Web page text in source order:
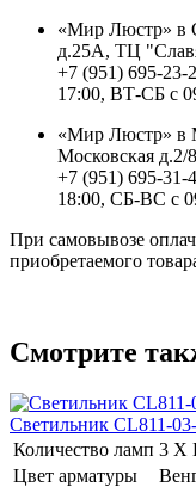
«Мир Люстр» в
д.25А, ТЦ
+7 (951) 695-
17:00, ВТ-СБ с
«Мир Люстр» в
Московская
+7 (951) 695-
18:00, СБ-ВС с
При самовывозе
приобретаемого
Смотрите
Светильник CL811-
Количество ламп 3 Х
Цвет арматуры